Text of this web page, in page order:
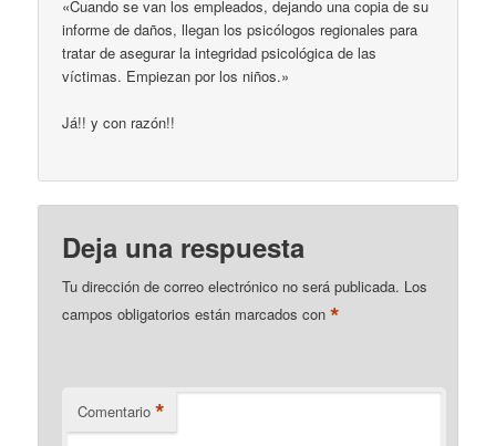
«Cuando se van los empleados, dejando una copia de su
informe de daños, llegan los psicólogos regionales para
tratar de asegurar la integridad psicológica de las
víctimas. Empiezan por los niños.»
Já!! y con razón!!
Deja una respuesta
Tu dirección de correo electrónico no será publicada. Los
campos obligatorios están marcados con*
Comentario *